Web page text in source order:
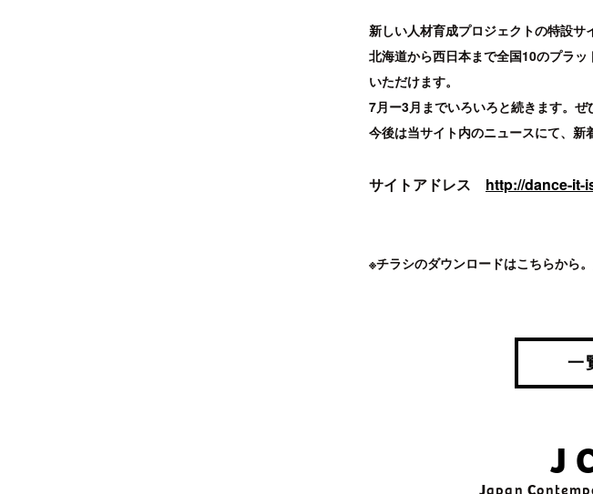
新しい人材育成プロジェクトの特設サ
北海道から西日本まで全国10のプラ
いただけます。
7月ー3月までいろいろと続きます。ぜ
今後は当サイト内のニュースにて、新
サイトアドレス http://dance-it-
※チラシのダウンロードはこちらから。
一
JapanC